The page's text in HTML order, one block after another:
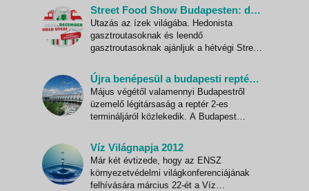
Street Food Show Budapesten: december 6-9.
Utazás az ízek világába. Hedonista
gasztroutasoknak és leendő
gasztroutasoknak ajánljuk a hétvégi Street
Show-hoz képest szinte 100 százalékban
új szereplők, szezonális ételek, csak erre
az alkalomra készülő fogások, karácsonyi
ajándékok, hosszabb nyitva tart
Újra benépesül a budapesti reptér 2-es terminálja
Május végétől valamennyi Budapestről
üzemelő légitársaság a reptér 2-es
termináljáról közlekedik. A Budapest
a két terminál közötti tömegközlekedés
biztosításáról; az első két hétben a Főtaxi
és a Minibusz közlekedtet majd terminálok
közötti járatokat - derü
Víz Világnapja 2012
Már két évtizede, hogy az ENSZ
környezetvédelmi világkonferenciájának
felhívására március 22-ét a Víz